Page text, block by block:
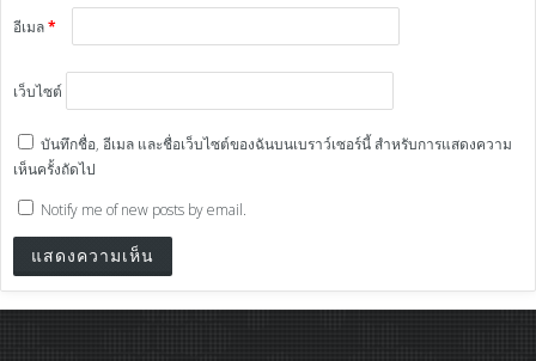
อีเมล*
เว็บไซต์
บันทึกชื่อ, อีเมล และชื่อเว็บไซต์ของฉันบนเบราว์เซอร์นี้ สำหรับการแสดงความ
เห็นครั้งถัดไป
Notify me of new posts by email.